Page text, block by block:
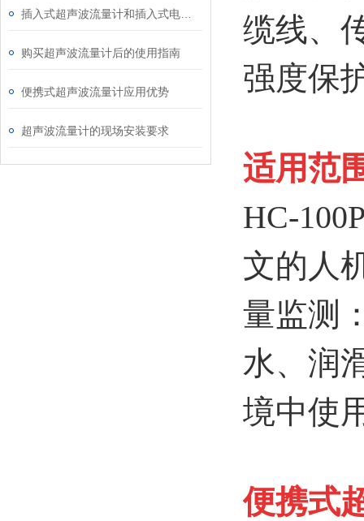
购买超声波流量计后的使用指南
便携式超声波流量计应用优势
超声波流量计的现场安装要求
缆线、
强度保
适用范
HC-
文的人
量监测
水、润
境中使
便携式